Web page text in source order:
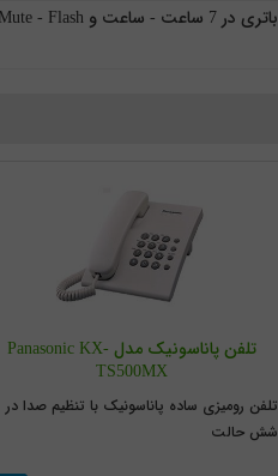
تلفن پاناسونیک مدل Panasonic KX-
TS500MX
تلفن رومیزی ساده پاناسونیک با تنظیم صدا در
شش حالت